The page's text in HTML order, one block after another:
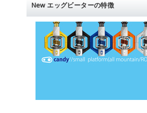
New エッグビーターの特徴